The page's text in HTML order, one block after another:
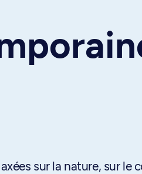
sur la nature, sur le